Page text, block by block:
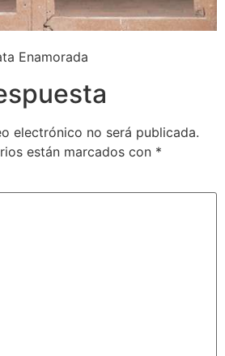
Enamorada
electrónico no será publicada.
están marcados con *